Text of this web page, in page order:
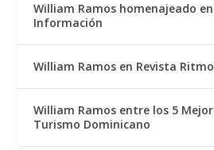
William Ramos homenajeado
Información
William Ramos en Revista
William Ramos entre los 5
Turismo Dominicano